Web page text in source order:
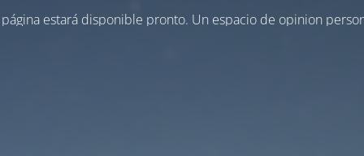
estará disponible pronto. Un espacio de opinion